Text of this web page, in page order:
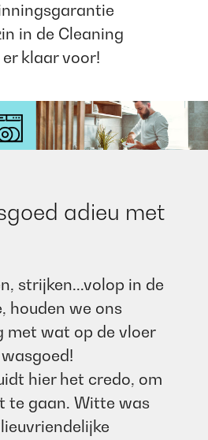
in de Cleaning
klaar voor!
adieu met
strijken...volop in de
houden we ons
met wat op de vloer
hier het credo, om
te gaan. Witte was